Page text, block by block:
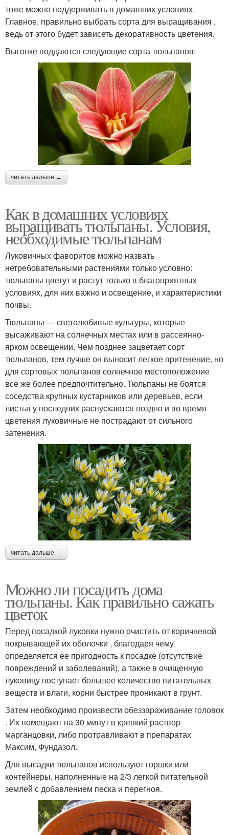
тоже можно поддерживать в домашних условиях.
Главное, правильно выбрать сорта для выращивания ,
ведь от этого будет зависеть декоративность цветения.
Выгонке поддаются следующие сорта тюльпанов:
читать дальше →
Как в домашних условиях
выращивать тюльпаны. Условия,
необходимые тюльпанам
Луковичных фаворитов можно назвать
нетребовательными растениями только условно:
тюльпаны цветут и растут только в благоприятных
условиях, для них важно и освещение, и характеристики
почвы.
Тюльпаны — светолюбивые культуры, которые
высаживают на солнечных местах или в рассеянно-
ярком освещении. Чем позднее зацветает сорт
тюльпанов, тем лучше он выносит легкое притенение, но
для сортовых тюльпанов солнечное местоположение
все же более предпочтительно. Тюльпаны не боятся
соседства крупных кустарников или деревьев, если
листья у последних распускаются поздно и во время
цветения луковичные не пострадают от сильного
затенения.
читать дальше →
Можно ли посадить дома
тюльпаны. Как правильно сажать
цветок
Перед посадкой луковки нужно очистить от коричневой
покрывающей их оболочки , благодаря чему
определяется ее пригодность к посадке (отсутствие
повреждений и заболеваний), а также в очищенную
луковицу поступает большее количество питательных
веществ и влаги, корни быстрее проникают в грунт.
Затем необходимо произвести обеззараживание головок
. Их помещают на 30 минут в крепкий раствор
марганцовки, либо протравливают в препаратах
Максим, Фундазол.
Для высадки тюльпанов используют горшки или
контейнеры, наполненные на 2/3 легкой питательной
землей с добавлением песка и перегноя.